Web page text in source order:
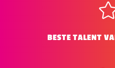
BESTE TALENT